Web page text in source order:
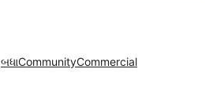
બધાCommunityCommercial